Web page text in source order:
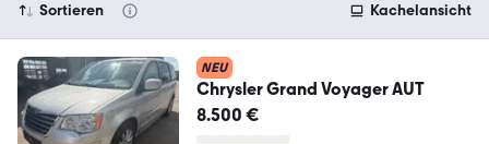
Sortieren Kachelansicht
NEU
Chrysler Grand Voyager AUT
8.500 €